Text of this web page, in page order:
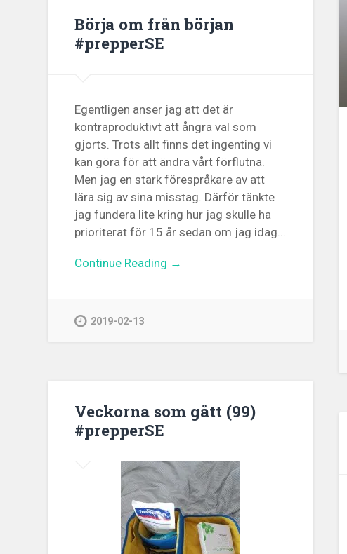
Börja om från början
#prepperSE
Egentligen anser jag att det är
kontraproduktivt att ångra val som
gjorts. Trots allt finns det ingenting vi
kan göra för att ändra vårt förflutna.
Men jag en stark förespråkare av att
lära sig av sina misstag. Därför tänkte
jag fundera lite kring hur jag skulle ha
prioriterat för 15 år sedan om jag idag...
Continue Reading →
2019-02-13
Veckorna som gått (99)
#prepperSE